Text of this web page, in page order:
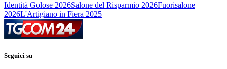
Identità Golose 2026Salone del Risparmio 2026Fuorisalone
2026L'Artigiano in Fiera 2025
Seguici su